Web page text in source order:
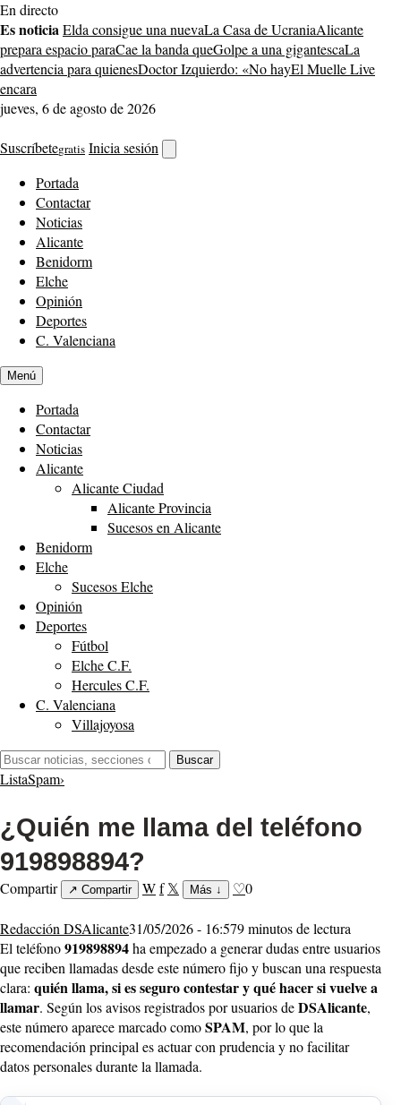
Saltar
al
contenido
En directo
Es noticiaElda consigue una nuevaLa Casa de UcraniaAlicante
prepara espacio paraCae la banda queGolpe a una gigantescaLa
advertencia para quienesDoctor Izquierdo: «No hayEl Muelle Live
encara
jueves, 6 de agosto de 2026
Suscríbetegratis Inicia sesión
buscador
Portada
Contactar
Noticias
Alicante
Benidorm
Elche
Opinión
Deportes
C. Valenciana
Menú
Portada
Contactar
Noticias
Alicante
Alicante Ciudad
Alicante Provincia
Sucesos en Alicante
Benidorm
Elche
Sucesos Elche
Opinión
Deportes
Fútbol
Elche C.F.
Hercules C.F.
C. Valenciana
Villajoyosa
Buscar:
Buscar
ListaSpam›
¿Quién me llama del teléfono
919898894?
Compartir ↗ Compartir Wf 𝕏 Más ↓ ♡0
Redacción DSAlicante31/05/2026 - 16:579 minutos de lectura
El teléfono919898894ha empezado a generar dudas entre usuarios
que reciben llamadas desde este número fijo y buscan una respuesta
clara: quién llama, si es seguro contestar y qué hacer si vuelve a
llamar. Según los avisos registrados por usuarios deDSAlicante,
este número aparece marcado comoSPAM, por lo que la
recomendación principal es actuar con prudencia y no facilitar
datos personales durante la llamada.